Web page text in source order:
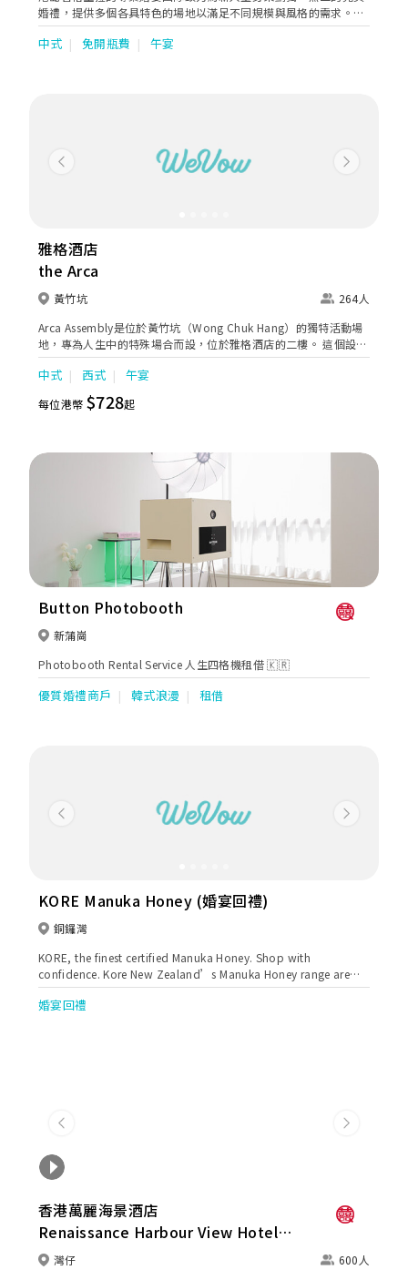
婚禮，提供多個各具特色的場地以滿足不同規模與風格的需求。氣
派奢華的「香島殿」配備水晶吊燈與精緻裝潢，是舉辦盛大婚宴的
理想選擇；環境優雅私密的「天窗廳」與「圖書館」坐擁迷人景
中式 免開瓶費 午宴
Previous Next
雅格酒店
the Arca
黃竹坑
264人
Arca Assembly是位於黃竹坑（Wong Chuk Hang）的獨特活動場
地，專為人生中的特殊場合而設，位於雅格酒店的二樓。 這個設計
精美、多功能的場地可以根據需求進行定制，可容納288個座位和
500位接待嘉賓，提升您的聚會體驗。 作為香港的商務酒店，Arca
Assembly的多功能場地獨特、可客製化的特色適合舉辦任何難忘的
活動和聚會。
中式 西式 午宴
每位港幣 $728起
Button Photobooth
新蒲崗
Photobooth Rental Service 人生四格機租借 🇰🇷
優質婚禮商戶 韓式浪漫 租借
Previous Next
KORE Manuka Honey (婚宴回禮)
銅鑼灣
KORE, the finest certified Manuka Honey. Shop with
confidence. Kore New Zealand’s Manuka Honey range are
Certified and Tested for natural MGO levels, made with only
the highest quality of Manuka Honey, and with 100%
婚宴回禮
Previous Next
香港萬麗海景酒店
Renaissance Harbour View Hotel
Hong Kong
灣仔
600人